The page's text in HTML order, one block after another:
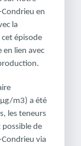
en
la
épisode
lien avec
m3) a été
les teneurs
possible de
via